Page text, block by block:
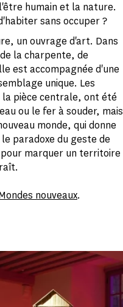
humain et la nature.
sans occuper ?
un ouvrage d'art. Dans
la charpente, de
est accompagnée d'une
unique. Les
pièce centrale, ont été
ou le fer à souder, mais
monde, qui donne
paradoxe du geste de
marquer un territoire
nouveaux.